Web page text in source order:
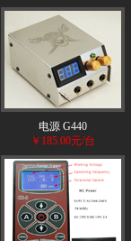
电源 G440
￥185.00元/台